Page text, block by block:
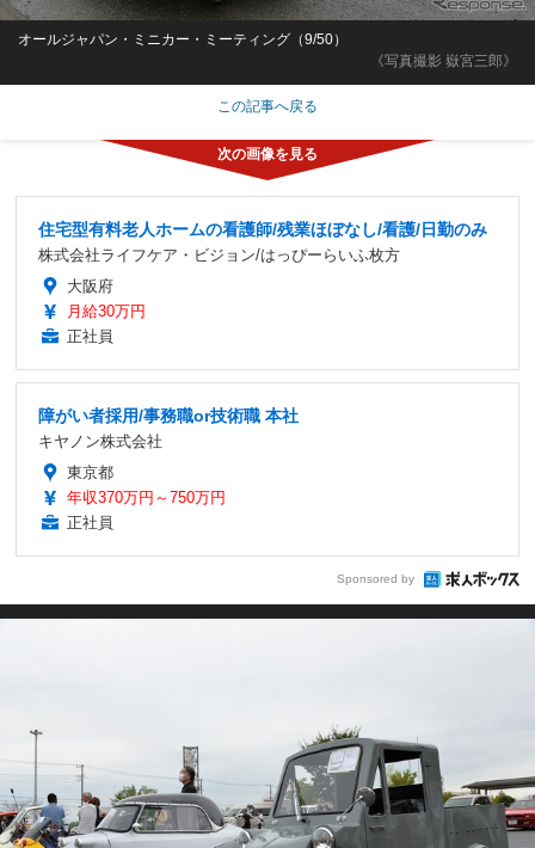
《写真撮影 嶽宮三郎》
オールジャパン・ミニカー・ミーティング（9/50）
この記事へ戻る
住宅型有料老人ホームの看護師/残業ほぼなし/看護/日勤のみ
株式会社ライフケア・ビジョン/はっぴーらいふ枚方
大阪府
月給30万円
正社員
障がい者採用/事務職or技術職 本社
キヤノン株式会社
東京都
年収370万円～750万円
正社員
Sponsored by